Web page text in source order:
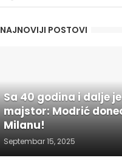
NAJNOVIJI POSTOVI
Sa 40 godina i dalje je
majstor: Modrić
Milanu!
Septembar 15, 2025